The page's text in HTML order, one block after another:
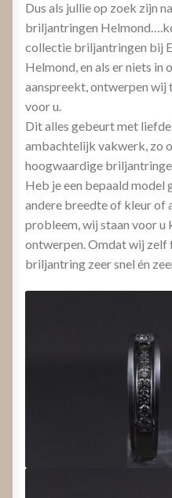
Dus als jullie op zoek zijn
briljantringen
collectie briljantringen bij
Helmond, en als er niets
aanspreekt, ontwerpen wij
voor u.
Dit alles gebeurt met
ambachtelijk vakwerk, zo
hoogwaardige
Heb je een bepaald model
andere breedte of kleur of
probleem, wij staan voor u
ontwerpen. Omdat wij zelf
briljantring zeer snel én